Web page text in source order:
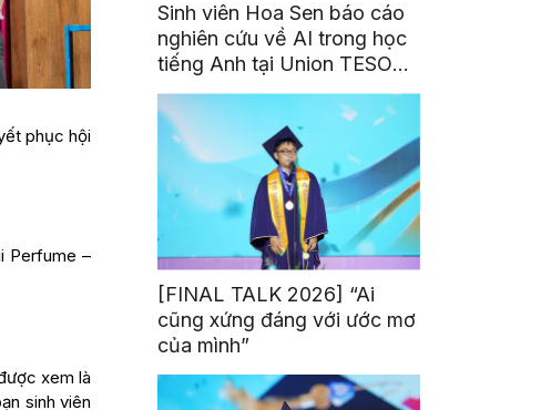
phục hội
Perfume –
xem là
sinh viên
Sinh viên Hoa Sen báo cáo
nghiên cứu về AI trong học
tiếng Anh tại Union TESOL
2026 ở Singapore
[FINAL TALK 2026] “Ai
cũng xứng đáng với ước mơ
của mình”